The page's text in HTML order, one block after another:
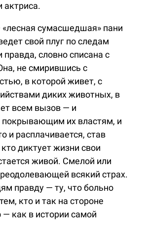
актриса.
сумасшедшая» пани
свой плуг по следам
правда, словно списана с
не смирившись с
в которой живет, с
диких животных, в
всем вызов — и
покрывающим их властям, и
и расплачивается, став
диктует жизни свои
живой. Смелой или
всякий страх.
правду — ту, что больно
кто и так на стороне
— как в истории самой